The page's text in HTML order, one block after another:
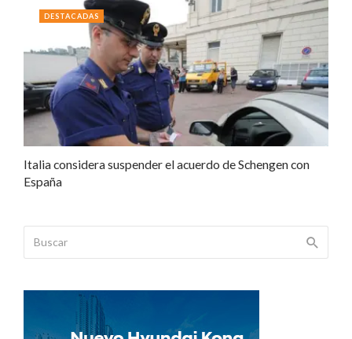
Italia considera suspender el acuerdo de Schengen con
España
DESTACADAS